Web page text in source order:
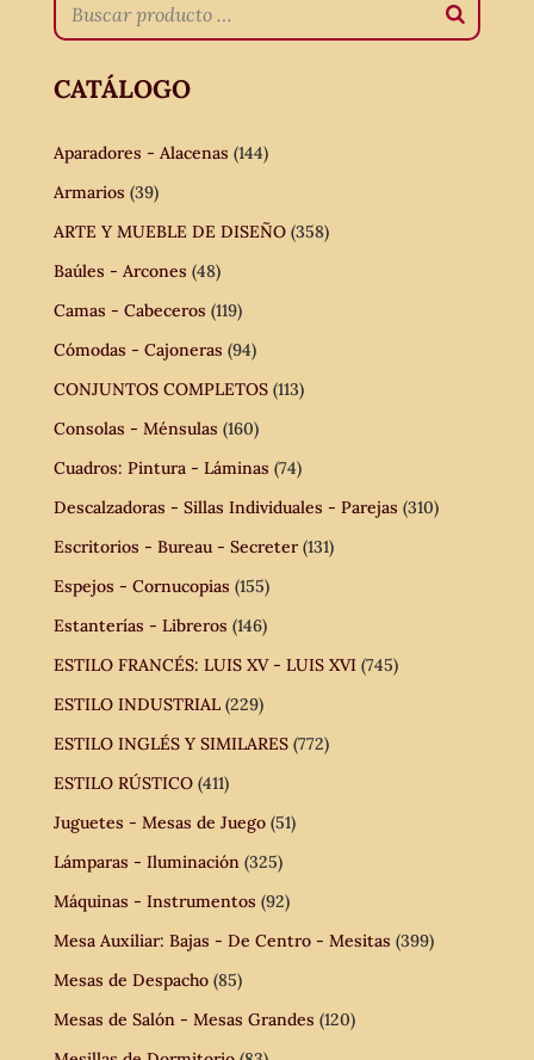
CATÁLOGO
Aparadores - Alacenas (144)
Armarios (39)
ARTE Y MUEBLE DE DISEÑO (358)
Baúles - Arcones (48)
Camas - Cabeceros (119)
Cómodas - Cajoneras (94)
CONJUNTOS COMPLETOS (113)
Consolas - Ménsulas (160)
Cuadros: Pintura - Láminas (74)
Descalzadoras - Sillas Individuales - Parejas (310)
Escritorios - Bureau - Secreter (131)
Espejos - Cornucopias (155)
Estanterías - Libreros (146)
ESTILO FRANCÉS: LUIS XV - LUIS XVI (745)
ESTILO INDUSTRIAL (229)
ESTILO INGLÉS Y SIMILARES (772)
ESTILO RÚSTICO (411)
Juguetes - Mesas de Juego (51)
Lámparas - Iluminación (325)
Máquinas - Instrumentos (92)
Mesa Auxiliar: Bajas - De Centro - Mesitas (399)
Mesas de Despacho (85)
Mesas de Salón - Mesas Grandes (120)